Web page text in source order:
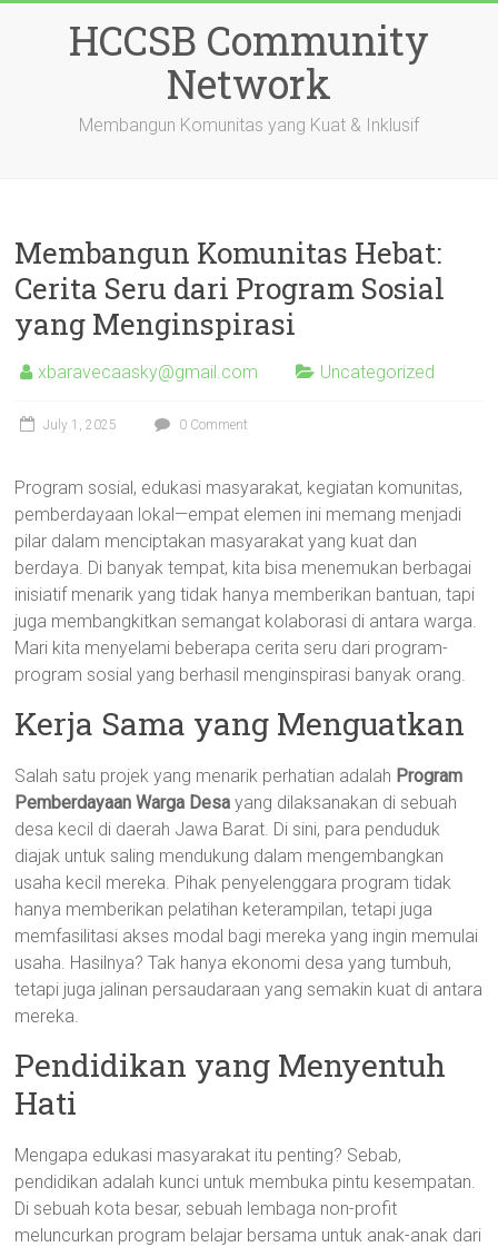
HCCSB Community
Network
Membangun Komunitas yang Kuat & Inklusif
Membangun Komunitas Hebat:
Cerita Seru dari Program Sosial
yang Menginspirasi
xbaravecaasky@gmail.com Uncategorized
July 1, 2025 0 Comment
Program sosial, edukasi masyarakat, kegiatan komunitas,
pemberdayaan lokal—empat elemen ini memang menjadi
pilar dalam menciptakan masyarakat yang kuat dan
berdaya. Di banyak tempat, kita bisa menemukan berbagai
inisiatif menarik yang tidak hanya memberikan bantuan, tapi
juga membangkitkan semangat kolaborasi di antara warga.
Mari kita menyelami beberapa cerita seru dari program-
program sosial yang berhasil menginspirasi banyak orang.
Kerja Sama yang Menguatkan
Salah satu projek yang menarik perhatian adalah Program
Pemberdayaan Warga Desa yang dilaksanakan di sebuah
desa kecil di daerah Jawa Barat. Di sini, para penduduk
diajak untuk saling mendukung dalam mengembangkan
usaha kecil mereka. Pihak penyelenggara program tidak
hanya memberikan pelatihan keterampilan, tetapi juga
memfasilitasi akses modal bagi mereka yang ingin memulai
usaha. Hasilnya? Tak hanya ekonomi desa yang tumbuh,
tetapi juga jalinan persaudaraan yang semakin kuat di antara
mereka.
Pendidikan yang Menyentuh
Hati
Mengapa edukasi masyarakat itu penting? Sebab,
pendidikan adalah kunci untuk membuka pintu kesempatan.
Di sebuah kota besar, sebuah lembaga non-profit
meluncurkan program belajar bersama untuk anak-anak dari